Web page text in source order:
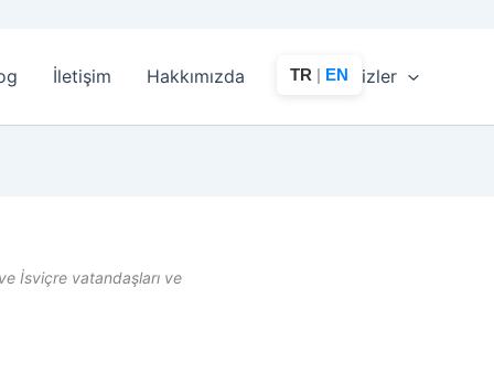
TR | EN
İletişim Hakkımızda Akıllı Analizler
İsviçre vatandaşları ve